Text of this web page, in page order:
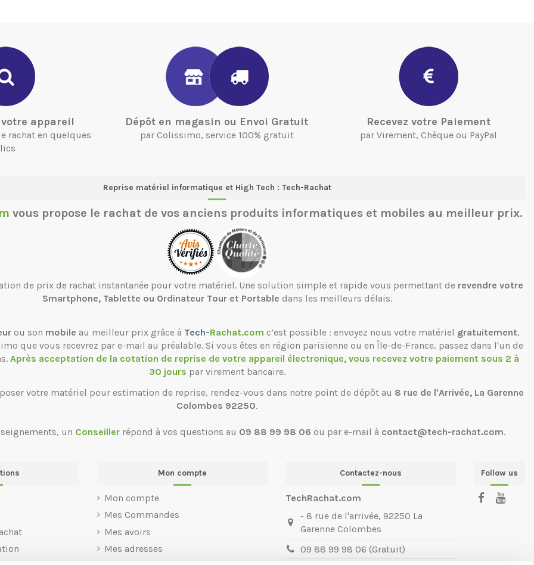
appareil
rachat en quelques
Dépôt en magasin ou Envoi Gratuit
par Colissimo, service 100% gratuit
Recevez votre Paiement
par Virement, Chèque ou PayPal
Reprise matériel informatique et High Tech : Tech-Rachat
vous propose le rachat de vos anciens produits informatiques et mobiles au meilleur prix.
de prix de rachat instantanée pour votre matériel. Une solution simple et rapide vous permettant de revendre votre
Smartphone, Tablette ou Ordinateur Tour et Portable dans les meilleurs délais.
ou son mobile au meilleur prix grâce à Tech-Rachat.com c’est possible : envoyez nous votre matériel gratuitement,
que vous recevrez par e-mail au préalable. Si vous êtes en région parisienne ou en Île-de-France, passez dans l'un de
Après acceptation de la cotation de reprise de votre appareil électronique, vous recevez votre paiement sous 2 à
30 jours par virement bancaire.
votre matériel pour estimation de reprise, rendez-vous dans notre point de dépôt au 8 rue de l'Arrivée, La Garenne
Colombes 92250.
un Conseiller répond à vos questions au 09 88 99 98 06 ou par e-mail à contact@tech-rachat.com.
Mon compte
Mon compte
Mes Commandes
Mes avoirs
Mes adresses
Contactez-nous
TechRachat.com
- 8 rue de l'arrivée, 92250 La
Garenne Colombes
09 88 99 98 06 (Gratuit)
Follow us